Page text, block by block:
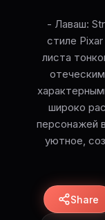
- Лаваш:
стиле
листа
широко
персонажей
уютное,
Share